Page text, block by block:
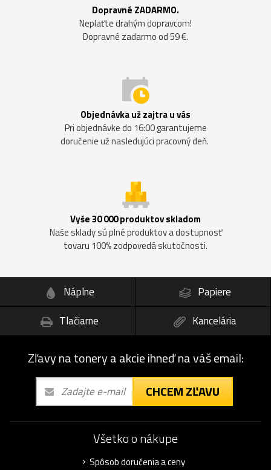
Dopravné ZADARMO.
Neplaťte drahým dopravcom!
Dopravné zadarmo od 59 €.
Objednávka už zajtra u vás
Pri objednávke do 16:00 garantujeme
doručenie už nasledujúci pracovný deň.
Vyše 30 000 produktov skladom
Naše sklady sú plné produktov a dostupnosť
tovaru 100% zodpovedá skutočnosti.
Náplne
Papiere
Tlačiarne
Kancelária
Zľavy na tonery a akcie ihneď na váš email:
CHCEM ZĽAVU
Všetko o nákupe
Spôsob doručenia a ceny